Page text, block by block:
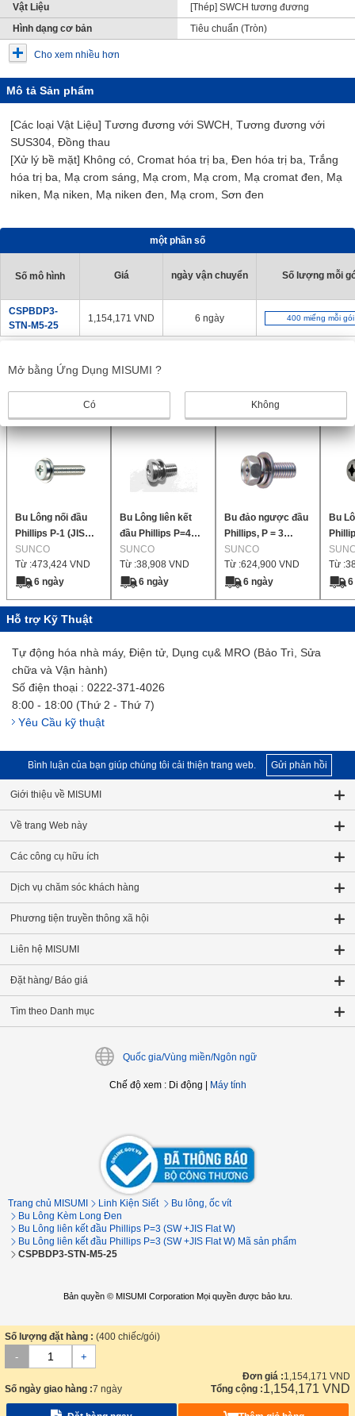
Vật Liệu
[Thép] SWCH tương đương
Hình dạng cơ bản
Tiêu chuẩn (Tròn)
Cho xem nhiều hơn
Mô tả Sản phẩm
[Các loại Vật Liệu] Tương đương với SWCH, Tương đương với
SUS304, Đồng thau
[Xử lý bề mặt] Không có, Cromat hóa trị ba, Đen hóa trị ba, Trắng
hóa trị ba, Mạ crom sáng, Mạ crom, Mạ crom, Mạ cromat đen, Mạ
niken, Mạ niken, Mạ niken đen, Mạ crom, Sơn đen
một phần số
Số mô hình Giá ngày vận chuyển Số lượng mỗi
CSPBDP3-
STN-M5-25
1,154,171 VND 6 ngày 400 miếng mỗi gói
Sản phẩm giống nhau
Bu Lông nối đầu
Phillips P-1 (JIS
Flat W) 【350-1,500
miếng mỗi gói】
SUNCO
Từ :473,424 VND
6 ngày
Bu Lông liên kết
đầu Phillips P=4
(SW +JIS phẳng
nhỏ W) 【1-3,000
miếng mỗi gói】
SUNCO
Từ :38,908 VND
6 ngày
Bu đảo ngược đầu
Phillips, P = 3
(SW+JIS Flat W)
【120-500 miếng
mỗi gói】
SUNCO
Từ :624,900 VND
6 ngày
Bu
【1-
mỗi
Từ :
Hỗ trợ Kỹ Thuật
Tự động hóa nhà máy, Điện tử, Dụng cụ& MRO (Bảo Trì, Sửa
chữa và Vận hành)
Số điện thoại : 0222-371-4026
8:00 - 18:00 (Thứ 2 - Thứ 7)
Yêu Cầu kỹ thuật
Bình luận của bạn giúp chúng tôi cải thiện trang web. Gửi phản hồi
Giới thiệu về MISUMI
Về trang Web này
Các công cụ hữu ích
Dịch vụ chăm sóc khách hàng
Phương tiện truyền thông xã hội
Liên hệ MISUMI
Đặt hàng/ Báo giá
Tìm theo Danh mục
Quốc gia/Vùng miền/Ngôn ngữ
Chế độ xem: Di động Máy tính
Trang chủ MISUMI Linh Kiện Siết
Bu lông, ốc vít
Bu Lông Kèm Long Đen
Bu Lông liên kết đầu Phillips P=3 (SW +JIS Flat W)
Bu Lông liên kết đầu Phillips P=3 (SW +JIS Flat W) Mã sản phẩm
CSPBDP3-STN-M5-25
Bản quyền © MISUMI Corporation Mọi quyền được bảo lưu.
Số lượng đặt hàng : (400 chiếc/gói)
- +
Số ngày giao hàng :7 ngày
Đơn giá :1,154,171 VND
Tổng cộng :1,154,171 VND
Mở bằng Ứng Dụng MISUMI ?
Có Không